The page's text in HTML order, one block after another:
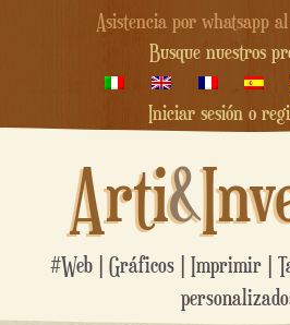
Asistencia por whatsapp al
Busque nuestros
Iniciar sesión o
Arti&
#Web | Gráficos | Imprimir |